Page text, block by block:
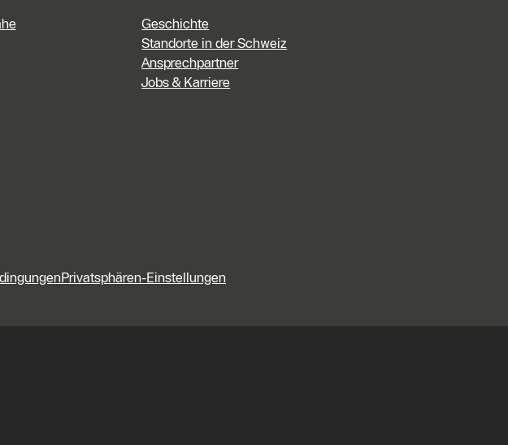
Geschichte
Standorte in der Schweiz
Ansprechpartner
Jobs & Karriere
Privatsphären-Einstellungen